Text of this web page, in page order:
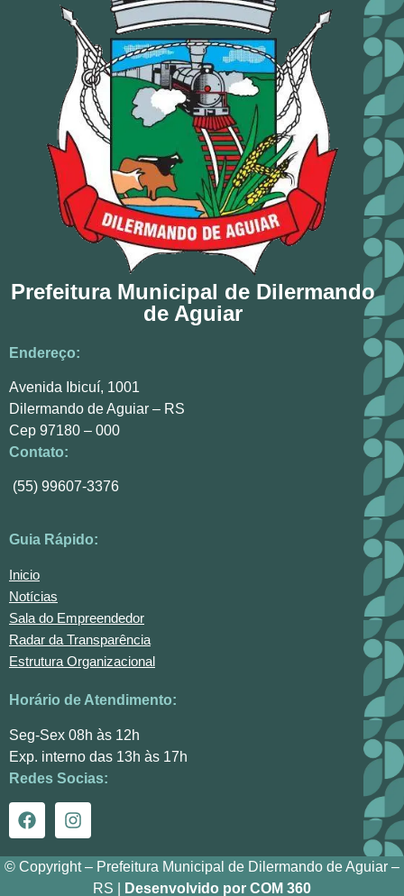
Prefeitura Municipal de Dilermando
de Aguiar
Endereço:
Avenida Ibicuí, 1001
Dilermando de Aguiar – RS
Cep 97180 – 000
Contato:
(55) 99607-3376
Guia Rápido:
Inicio
Notícias
Sala do Empreendedor
Radar da Transparência
Estrutura Organizacional
Horário de Atendimento:
Seg-Sex 08h às 12h
Exp. interno das 13h às 17h
Redes Socias:
© Copyright – Prefeitura Municipal de Dilermando de Aguiar –
RS |
Desenvolvido por COM 360